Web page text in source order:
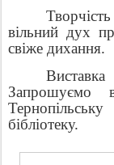
вільний дух
свіже дихання.
Запрошуємо
бібліотеку.